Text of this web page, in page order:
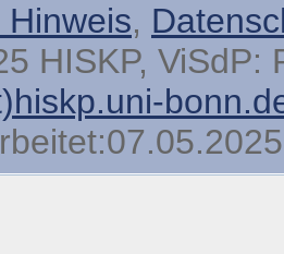
,
HISKP, ViSdP: